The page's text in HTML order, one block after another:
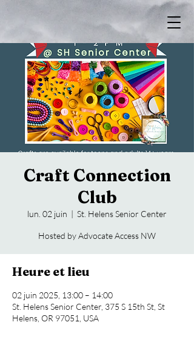
Craft Connection
Club
lun. 02 juin
  |
St. Helens Senior Center
Hosted by Advocate Access NW
Heure et lieu
02 juin 2025, 13:00 – 14:00
St. Helens Senior Center, 375 S 15th St, St
Helens, OR 97051, USA